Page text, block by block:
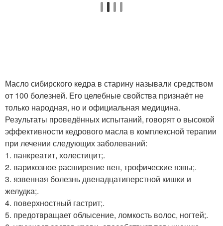
Масло сибирского кедра в старину называли средством
от 100 болезней. Его целебные свойства признаёт не
только народная, но и официальная медицина.
Результаты проведённых испытаний, говорят о высокой
эффективности кедрового масла в комплексной терапии
при лечении следующих заболеваний:
1. панкреатит, холестицит;.
2. варикозное расширение вен, трофические язвы;.
3. язвенная болезнь двенадцатиперстной кишки и
желудка;.
4. поверхностный гастрит;.
5. предотвращает облысение, ломкость волос, ногтей;.